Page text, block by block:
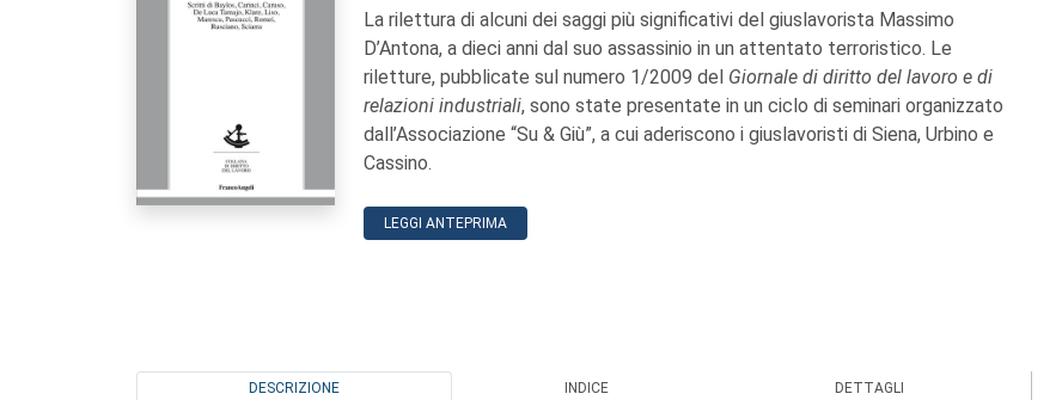
La rilettura di alcuni dei saggi più significativi del giuslavorista Massimo
D’Antona, a dieci anni dal suo assassinio in un attentato terroristico. Le
riletture, pubblicate sul numero 1/2009 del Giornale di diritto del lavoro e di
relazioni industriali, sono state presentate in un ciclo di seminari organizzato
dall’Associazione “Su & Giù”, a cui aderiscono i giuslavoristi di Siena, Urbino e
Cassino.
LEGGI ANTEPRIMA
DESCRIZIONE INDICE DETTAGLI